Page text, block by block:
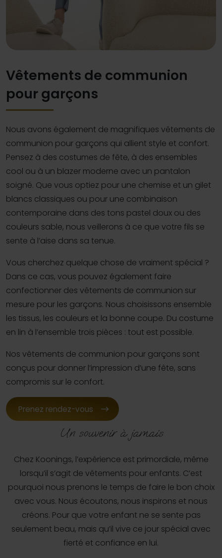
Vêtements de communion
pour garçons
Nous avons également de magnifiques vêtements de
communion pour garçons qui allient style et confort.
Pensez à des costumes de fête, à des ensembles
cool ou à un blazer moderne avec un pantalon
soigné. Que vous optiez pour une chemise et un gilet
blancs classiques ou pour une combinaison
contemporaine dans des tons pastel doux ou des
couleurs sable, nous veillerons à ce que votre fils se
sente à l’aise dans sa tenue.
Vous cherchez quelque chose de vraiment spécial ?
Dans ce cas, vous pouvez également faire
confectionner des vêtements de communion sur
mesure pour les garçons. Nous choisissons ensemble
les tissus, les couleurs et la bonne coupe. Du costume
en lin à l’ensemble trois pièces : tout est possible.
Nos vêtements de communion pour garçons sont
conçus pour donner l’impression d’une fête, sans
compromis sur le confort.
Prenez rendez-vous
Un souvenir à jamais
Chez Koonings, l’expérience est primordiale, même
lorsqu’il s’agit de vêtements pour enfants. C’est
pourquoi nous prenons le temps de faire le bon choix
avec vous. Nous écoutons, nous inspirons et nous
créons. Pour que votre enfant ne se sente pas
seulement beau, mais qu’il vive ce jour spécial avec
fierté et confiance en lui.